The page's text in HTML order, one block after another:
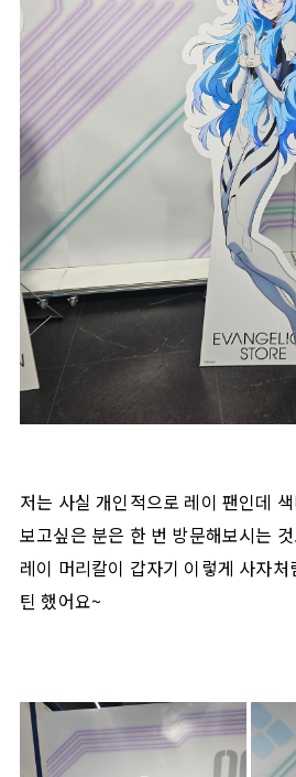
저는 사실 개인적으로 레이 팬인데
보고싶은 분은 한 번 방문해보시는
레이 머리칼이 갑자기 이렇게 사자
틴 했어요~